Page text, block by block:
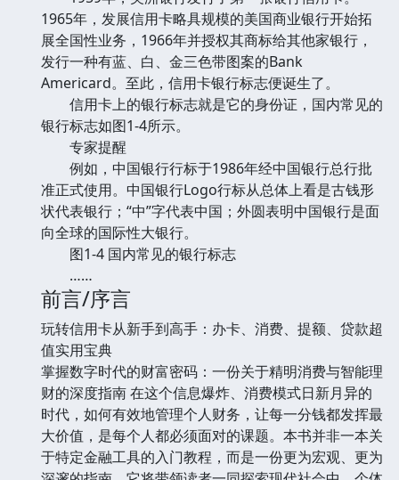
1965年，发展信用卡略具规模的美国商业银行开始拓
展全国性业务，1966年并授权其商标给其他家银行，
发行一种有蓝、白、金三色带图案的Bank
Americard。至此，信用卡银行标志便诞生了。
信用卡上的银行标志就是它的身份证，国内常见的
银行标志如图1-4所示。
专家提醒
例如，中国银行行标于1986年经中国银行总行批
准正式使用。中国银行Logo行标从总体上看是古钱形
状代表银行；“中”字代表中国；外圆表明中国银行是面
向全球的国际性大银行。
图1-4 国内常见的银行标志
……
前言/序言
玩转信用卡从新手到高手：办卡、消费、提额、贷款超
值实用宝典
掌握数字时代的财富密码：一份关于精明消费与智能理
财的深度指南 在这个信息爆炸、消费模式日新月异的
时代，如何有效地管理个人财务，让每一分钱都发挥最
大价值，是每个人都必须面对的课题。本书并非一本关
于特定金融工具的入门教程，而是一份更为宏观、更为